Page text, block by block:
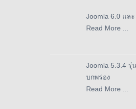
Joomla 6.0 แล
Read More ...
Joomla 5.3.4
บกพร่อง
Read More ...